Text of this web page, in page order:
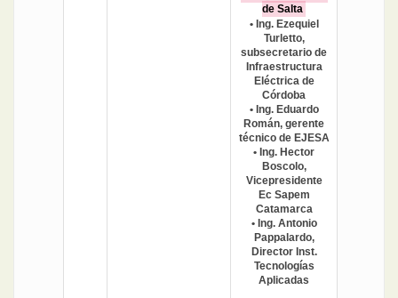
de Salta
• Ing. Ezequiel
Turletto,
subsecretario de
Infraestructura
Eléctrica de
Córdoba
• Ing. Eduardo
Román, gerente
técnico de EJESA
• Ing. Hector
Boscolo,
Vicepresidente
Ec Sapem
Catamarca
• Ing. Antonio
Pappalardo,
Director Inst.
Tecnologías
Aplicadas